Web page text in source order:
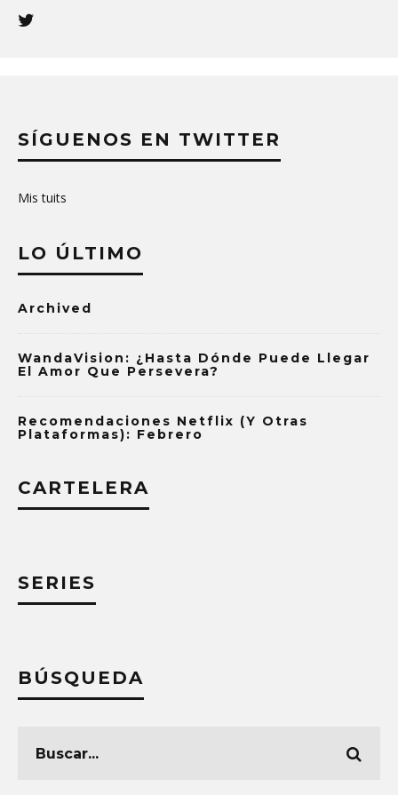
SÍGUENOS EN TWITTER
Mis tuits
LO ÚLTIMO
Archived
WandaVision: ¿Hasta Dónde Puede Llegar
El Amor Que Persevera?
Recomendaciones Netflix (y Otras
Plataformas): Febrero
CARTELERA
SERIES
BÚSQUEDA